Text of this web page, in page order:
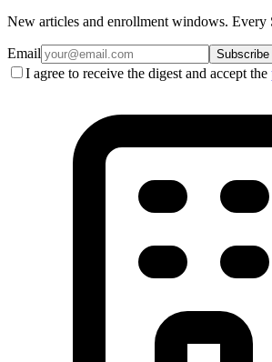
New articles and enrollment windows. Every
Email Subscribe
I agree to receive the digest and accept the